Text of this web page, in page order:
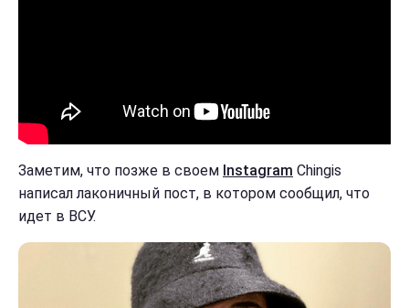
Заметим, что позже в своем Instagram Chingis
написал лаконичный пост, в котором сообщил, что
идет в ВСУ.